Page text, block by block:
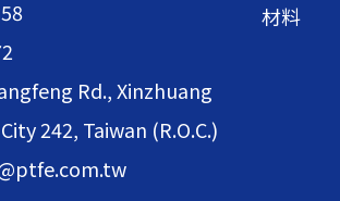
Rd., Xinzhuang
242, Taiwan (R.O.C.)
材料